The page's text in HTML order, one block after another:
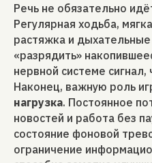
Речь не обязательно
Регулярная ходьба,
растяжка и
«разрядить»
нервной системе сигнал,
Наконец, важную роль
нагрузка. Постоянное
новостей и работа без
состояние фоновой
ограничение